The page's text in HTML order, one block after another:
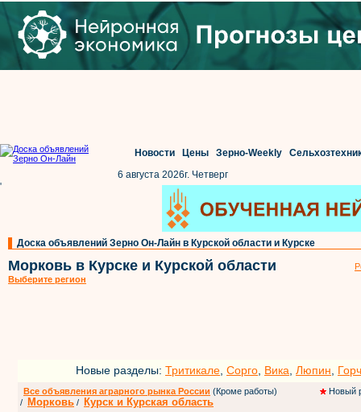
Новости Цены Зерно-Weekly
6 августа 2026г. Четверг
'
Доска объявлений Зерно Он-Лайн в Курской области и Курске
Морковь в Курске и Курской области
Выберите регион
Новые разделы: Тритикале Сорго Вика Люпин
Все объявления аграрного рынка России (Кроме работы)
Новый
/
Морковь / Курск и Курская область